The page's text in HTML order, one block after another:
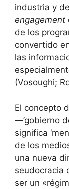
industria y
engagement
de los
convertido
las
(Vosoughi;
El concepto
—’gobierno
significa
de los
una nueva
seudocracia
ser un